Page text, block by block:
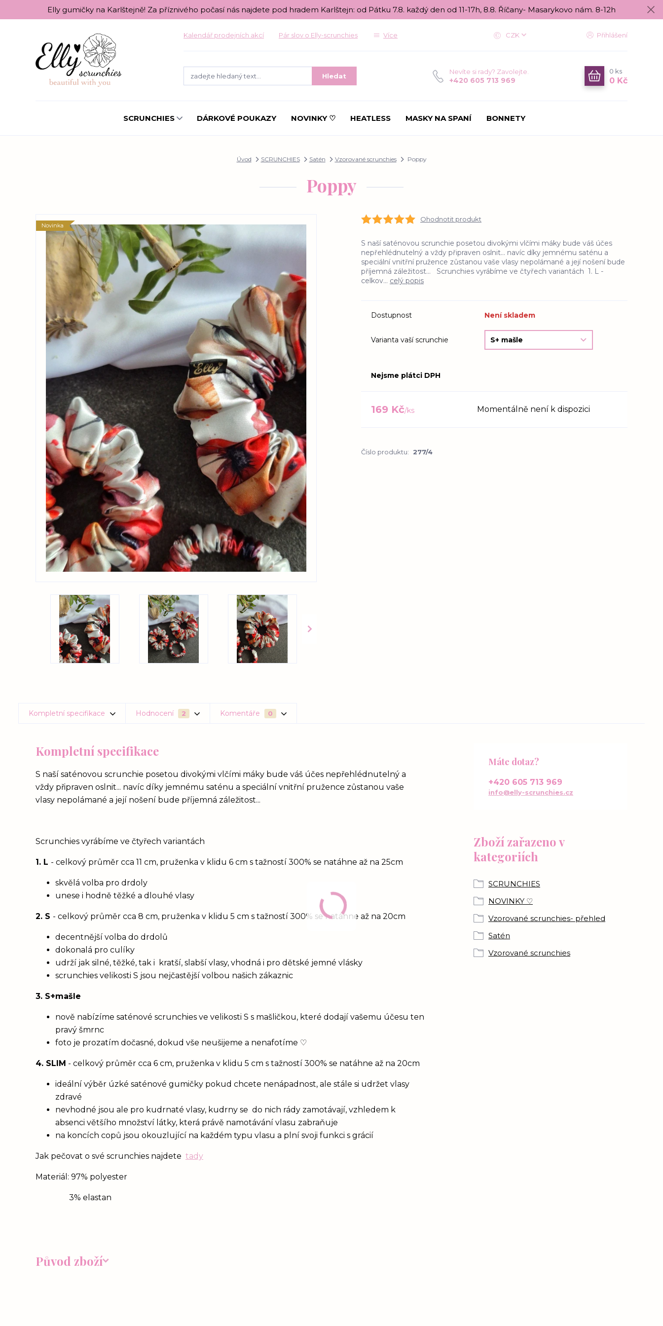
Elly gumičky na Karlštejně! Za příznivého počasí nás najdete pod hradem Karlštejn: od Pátku 7.8. každý den od 11-17h, 8.8. Říčany- Masarykovo nám. 8-12h
Kalendář prodejních akcí Pár slov o Elly-scrunchies Více CZK Přihlášení
Hledat
Nevíte si rady? Zavolejte.
+420 605 713 969
0 ks
0 Kč
SCRUNCHIES DÁRKOVÉ POUKAZY NOVINKY ♡ HEATLESS MASKY NA SPANÍ BONNETY
Úvod SCRUNCHIES Satén Vzorované scrunchies Poppy
Poppy
Novinka
Ohodnotit produkt
S naší saténovou scrunchie posetou divokými vlčími máky bude váš účes
nepřehlédnutelný a vždy připraven oslnit... navíc díky jemnému saténu a
speciální vnitřní pružence zůstanou vaše vlasy nepolámané a její nošení bude
příjemná záležitost... Scrunchies vyrábíme ve čtyřech variantách 1. L -
celkov... celý popis
Dostupnost Není skladem
Varianta vaší scrunchie
Nejsme plátci DPH
169 Kč/ks Momentálně není k dispozici
Číslo produktu: 277/4
Kompletní specifikace Hodnocení 2 Komentáře 0
Kompletní specifikace
S naší saténovou scrunchie posetou divokými vlčími máky bude váš účes nepřehlédnutelný a
vždy připraven oslnit... navíc díky jemnému saténu a speciální vnitřní pružence zůstanou vaše
vlasy nepolámané a její nošení bude příjemná záležitost...
Scrunchies vyrábíme ve čtyřech variantách
1. L - celkový průměr cca 11 cm, pruženka v klidu 6 cm s tažností 300% se natáhne až na 25cm
skvělá volba pro drdoly
unese i hodně těžké a dlouhé vlasy
2. S - celkový průměr cca 8 cm, pruženka v klidu 5 cm s tažností 300% se natáhne až na 20cm
decentnější volba do drdolů
dokonalá pro culíky
udrží jak silné, těžké, tak i kratší, slabší vlasy, vhodná i pro dětské jemné vlásky
scrunchies velikosti S jsou nejčastější volbou našich zákaznic
3. S+mašle
nově nabízíme saténové scrunchies ve velikosti S s mašličkou, které dodají vašemu účesu ten
pravý šmrnc
foto je prozatím dočasné, dokud vše neušijeme a nenafotíme ♡
4. SLIM - celkový průměr cca 6 cm, pruženka v klidu 5 cm s tažností 300% se natáhne až na 20cm
ideální výběr úzké saténové gumičky pokud chcete nenápadnost, ale stále si udržet vlasy
zdravé
nevhodné jsou ale pro kudrnaté vlasy, kudrny se do nich rády zamotávají, vzhledem k
absenci většího množství látky, která právě namotávání vlasu zabraňuje
na koncích copů jsou okouzlující na každém typu vlasu a plní svoji funkci s grácií
Jak pečovat o své scrunchies najdete tady
Materiál: 97% polyester
3% elastan
Původ zboží
Zboží zařazeno v
kategoriích
SCRUNCHIES
NOVINKY ♡
Vzorované scrunchies- přehled
Satén
Vzorované scrunchies
Máte dotaz?
+420 605 713 969
info@elly-scrunchies.cz